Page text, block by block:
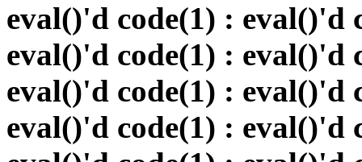
eval()'d code(1) : eval()'d
eval()'d code(1) : eval()'d
eval()'d code(1) : eval()'d
eval()'d code(1) : eval()'d